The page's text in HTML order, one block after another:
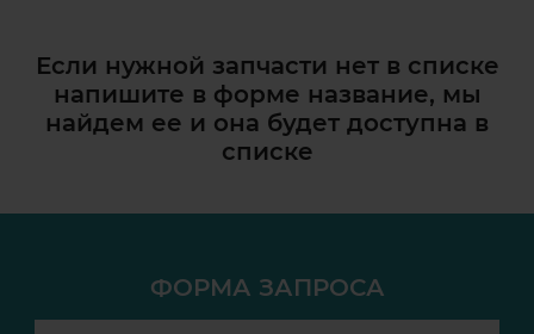
Если нужной запчасти нет в списке
напишите в форме название, мы
найдем ее и она будет доступна в
списке
ФОРМА ЗАПРОСА